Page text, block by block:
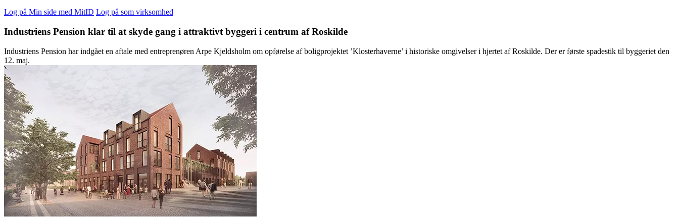
Log på Min side med MitID Log på som virksomhed
Industriens Pension klar til at skyde gang i attraktivt byggeri i centrum af Roskilde
Industriens Pension har indgået en aftale med entreprenøren Arpe Kjeldsholm om opførelse af boligprojektet ’Klosterhaverne’ i historiske omgivelser i hjertet af Roskilde. Der er første spadestik til byggeriet den
12. maj.